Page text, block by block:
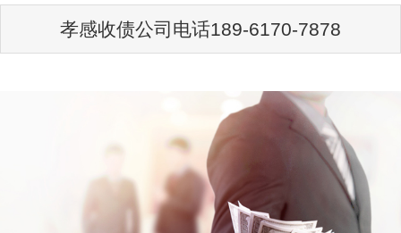
孝感收债公司电话189-6170-7878